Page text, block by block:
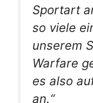
Sportart
so viele
unserem
Warfare
es also
an.“